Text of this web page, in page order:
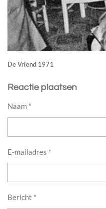
De Vriend 1971
Reactie plaatsen
Naam *
E-mailadres *
Bericht *